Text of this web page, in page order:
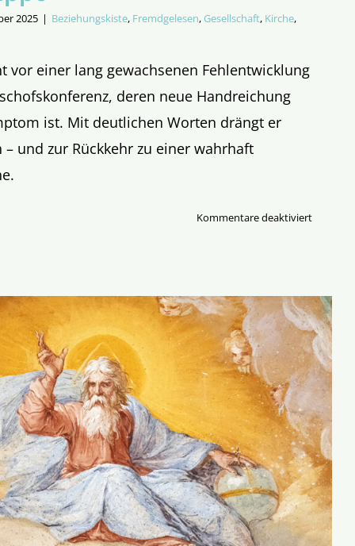
2025 | Beziehungskiste, Fremdgelesen,Gesellschaft, Kirche,
vor einer lang gewachsenen Fehlentwicklung
deren neue Handreichung
ist. Mit deutlichen Worten drängt er
– und zur Rückkehr zu einer wahrhaft
Kommentare deaktiviertfür